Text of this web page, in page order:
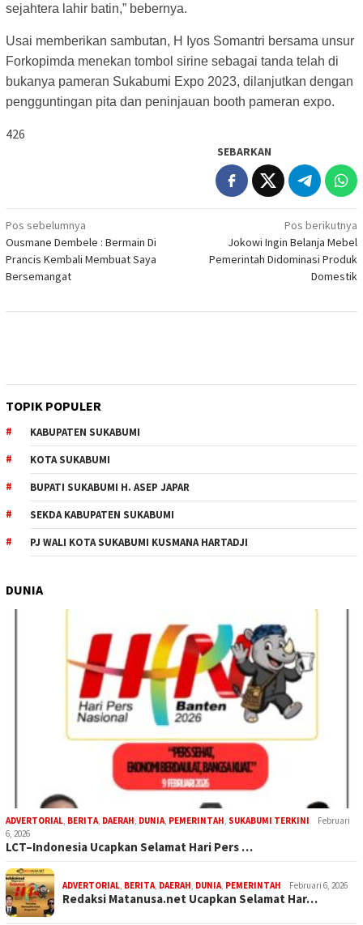
sejahtera lahir batin,” bebernya.
Usai memberikan sambutan, H Iyos Somantri bersama unsur
Forkopimda menekan tombol sirine sebagai tanda telah di
bukanya pameran Sukabumi Expo 2023, dilanjutkan dengan
pengguntingan pita dan peninjauan booth pameran expo.
426
SEBARKAN
Navigasi
pos
Pos sebelumnya
Ousmane Dembele : Bermain Di
Prancis Kembali Membuat Saya
Bersemangat
Pos berikutnya
Jokowi Ingin Belanja Mebel
Pemerintah Didominasi Produk
Domestik
TOPIK POPULER
KABUPATEN SUKABUMI
KOTA SUKABUMI
BUPATI SUKABUMI H. ASEP JAPAR
SEKDA KABUPATEN SUKABUMI
PJ WALI KOTA SUKABUMI KUSMANA HARTADJI
DUNIA
ADVERTORIAL BERITA DAERAH DUNIA PEMERINTAH SUKABUMI TERKINI
Februari
6, 2026
LCT–Indonesia Ucapkan Selamat Hari Pers …
ADVERTORIAL BERITA DAERAH DUNIA PEMERINTAH Februari 6, 2026
Redaksi Matanusa.net Ucapkan Selamat Har…